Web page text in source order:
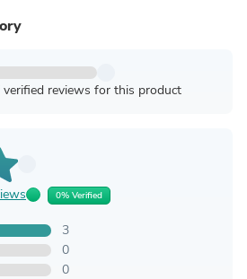
reviews for this product
0% Verified
3
0
0